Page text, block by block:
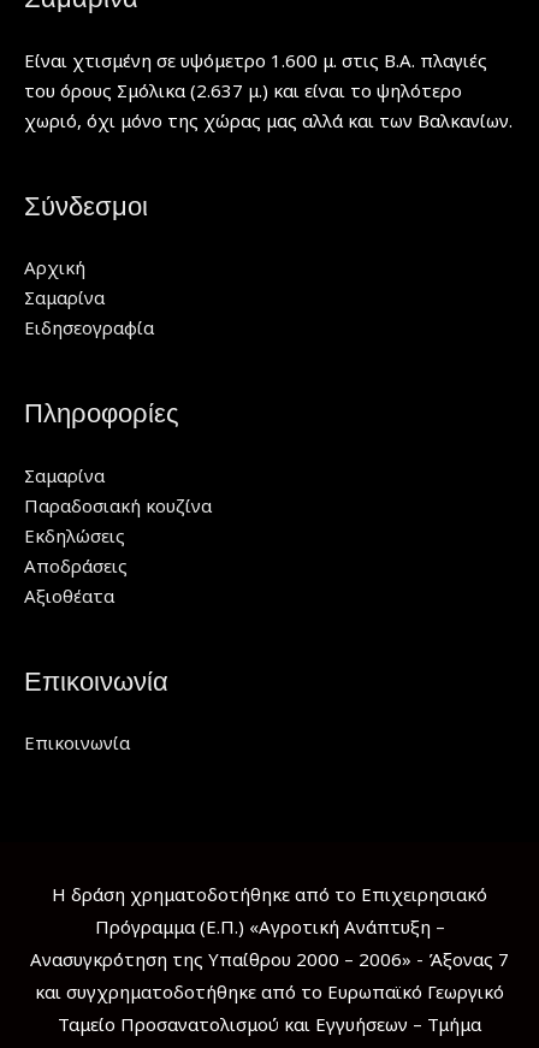
Είναι χτισμένη σε υψόμετρο 1.600 μ. στις Β.Α. πλαγιές
του όρους Σμόλικα (2.637 μ.) και είναι το ψηλότερο
χωριό, όχι μόνο της χώρας μας αλλά και των Βαλκανίων.
Σύνδεσμοι
Αρχική
Σαμαρίνα
Ειδησεογραφία
Πληροφορίες
Σαμαρίνα
Παραδοσιακή κουζίνα
Εκδηλώσεις
Αποδράσεις
Αξιοθέατα
Επικοινωνία
Επικοινωνία
Η δράση χρηματοδοτήθηκε από το Επιχειρησιακό
Πρόγραμμα (Ε.Π.) «Αγροτική Ανάπτυξη –
Ανασυγκρότηση της Υπαίθρου 2000 – 2006» - Άξονας 7
και συγχρηματοδοτήθηκε από το Ευρωπαϊκό Γεωργικό
Ταμείο Προσανατολισμού και Εγγυήσεων – Τμήμα